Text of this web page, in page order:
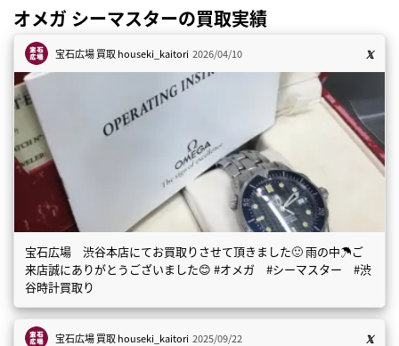
オメガ シーマスターの買取実績
宝石広場 買取houseki_kaitori 2026/04/10
宝石広場 渋谷本店にてお買取りさせて頂きました🙂 雨の中☂️ご
来店誠にありがとうございました😊 #オメガ #シーマスター #渋
谷時計買取り
宝石広場 買取houseki_kaitori 2025/09/22